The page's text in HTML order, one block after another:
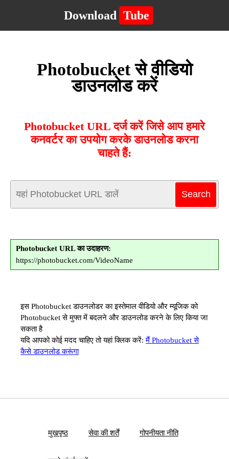
Download Tube
Photobucket से वीडियो
डाउनलोड करें
Photobucket URL दर्ज करें जिसे आप हमारे
कनवर्टर का उपयोग करके डाउनलोड करना
चाहते हैं:
Photobucket URL का उदाहरण:
https://photobucket.com/VideoName
इस Photobucket डाउनलोडर का इस्तेमाल वीडियो और म्यूजिक को
Photobucket से मुफ्त में बदलने और डाउनलोड करने के लिए किया जा
सकता है
यदि आपको कोई मदद चाहिए तो यहां क्लिक करें:मैं Photobucket से
कैसे डाउनलोड करूंगा
मुखपृष्ठ सेवा की शर्तें गोपनीयता नीति